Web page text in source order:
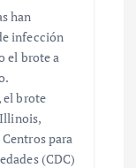
han
infección
el brote a
el brote
para
(CDC)